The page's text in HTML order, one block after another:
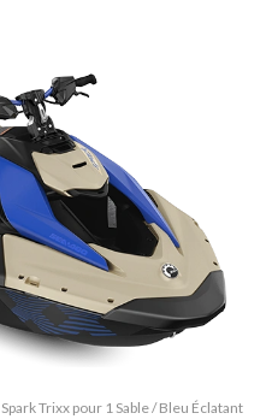
Trixx pour 1 Sable / Bleu Éclatant